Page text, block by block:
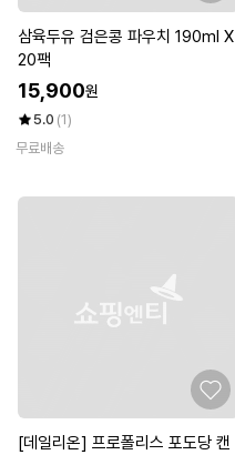
삼육두유 검은콩 파우치 190ml X
20팩
15,900원
5.0 (1)
무료배송
[데일리온] 프로폴리스 포도당 캔